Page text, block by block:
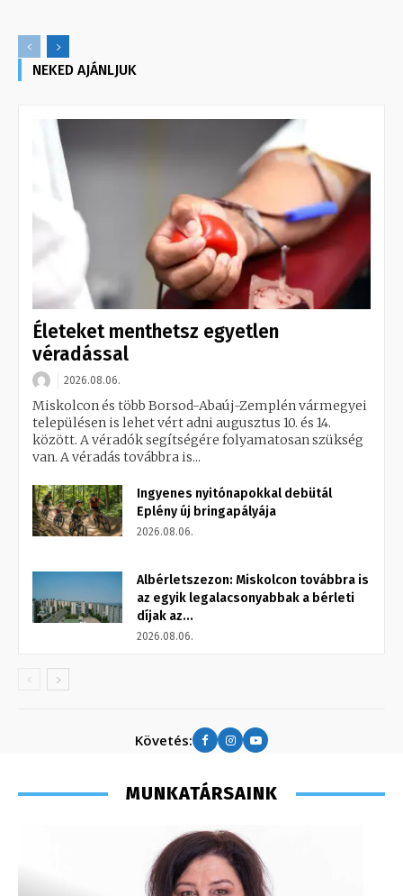
NEKED AJÁNLJUK
Életeket menthetsz egyetlen
véradással
2026.08.06.
Miskolcon és több Borsod-Abaúj-Zemplén vármegyei
településen is lehet vért adni augusztus 10. és 14.
között. A véradók segítségére folyamatosan szükség
van. A véradás továbbra is...
Ingyenes nyitónapokkal debütál
Eplény új bringapályája
2026.08.06.
Albérletszezon: Miskolcon továbbra is
az egyik legalacsonyabbak a bérleti
díjak az...
2026.08.06.
Követés:
MUNKATÁRSAINK